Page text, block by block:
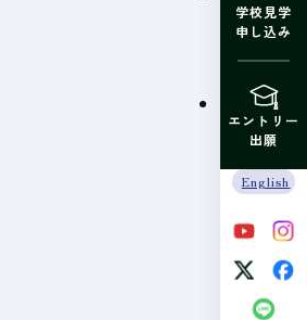
学校見学
申し込み
エントリー
出願
English